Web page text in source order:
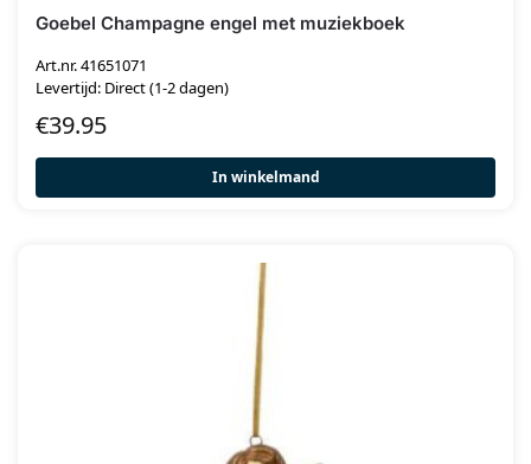
Goebel Champagne engel met muziekboek
Art.nr. 41651071
Levertijd: Direct (1-2 dagen)
€39.95
In winkelmand